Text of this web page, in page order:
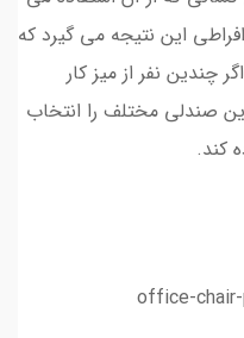
این نتیجه می گیرد که
چندین نفر از میز کار
صندلی مختلف را انتخاب
کند.